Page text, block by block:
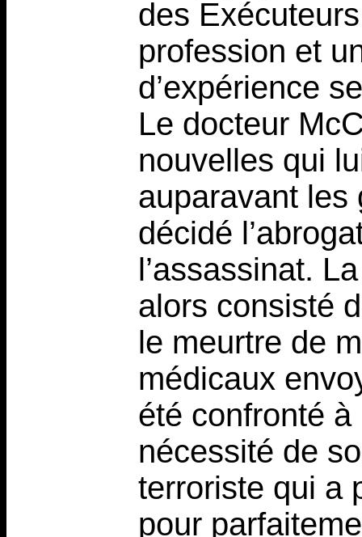
des
profession et
d’expérience
Le docteur
nouvelles qui
auparavant les
décidé
l’assassinat.
alors consisté
le meurtre de
médicaux
été confronté à
nécessité de
terroriste qui a
pour